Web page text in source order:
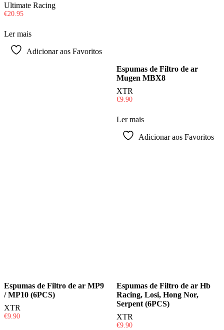
Ultimate Racing
€20.95
Ler mais
Adicionar aos Favoritos
Espumas de Filtro de ar
Mugen MBX8
XTR
€9.90
Ler mais
Adicionar aos Favoritos
Espumas de Filtro de ar MP9
/ MP10 (6PCS)
XTR
€9.90
Espumas de Filtro de ar Hb
Racing, Losi, Hong Nor,
Serpent (6PCS)
XTR
€9.90